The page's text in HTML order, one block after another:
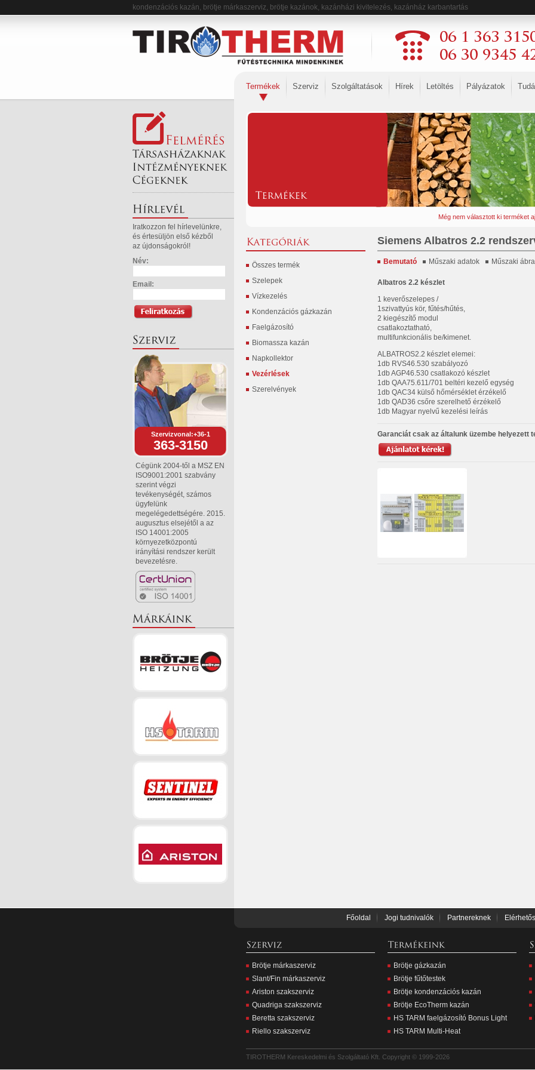
kondenzációs kazán, brötje márkaszerviz, brötje kazánok, kazánházi kivitelezés, kazánház karbantartás
Termékek Szerviz Szolgáltatások Hírek Letöltés Pályázatok
Iratkozzon fel hírlevelünkre,
és értesüljön első kézből
az újdonságokról!
Név:
Email:
Szervizvonal:+36-1
363-3150
Cégünk 2004-től a MSZ EN
ISO9001:2001 szabvány
szerint végzi
tevékenységét, számos
ügyfelünk
megelégedettségére. 2015.
augusztus elsejétől a az
ISO 14001:2005
környezetközpontú
irányítási rendszer került
bevezetésre.
Még nem választott ki terméket
Összes termék
Szelepek
Vízkezelés
Kondenzációs gázkazán
Faelgázosító
Biomassza kazán
Napkollektor
Vezérlések
Szerelvények
Siemens Albatros 2.2
Bemutató Műszaki adatok Műszaki ábra
Albatros 2.2 készlet
1 keverőszelepes /
1szivattyús kör, fűtés/hűtés,
2 kiegészítő modul
csatlakoztatható,
multifunkcionális be/kimenet.
ALBATROS2.2 készlet elemei:
1db RVS46.530 szabályozó
1db AGP46.530 csatlakozó készlet
1db QAA75.611/701 beltéri kezelő egység
1db QAC34 külső hőmérséklet érzékelő
1db QAD36 csőre szerelhető érzékelő
1db Magyar nyelvű kezelési leírás
Garanciát csak az általunk üzembe helyezett
Főoldal Jogi tudnivalók Partnereknek
Brötje márkaszerviz
Slant/Fin márkaszerviz
Ariston szakszerviz
Quadriga szakszerviz
Beretta szakszerviz
Riello szakszerviz
Brötje gázkazán
Brötje fűtőtestek
Brötje kondenzációs kazán
Brötje EcoTherm kazán
HS TARM faelgázosító Bonus Light
HS TARM Multi-Heat
TIROTHERM Kereskedelmi és Szolgáltató Kft. Copyright © 1999-2026